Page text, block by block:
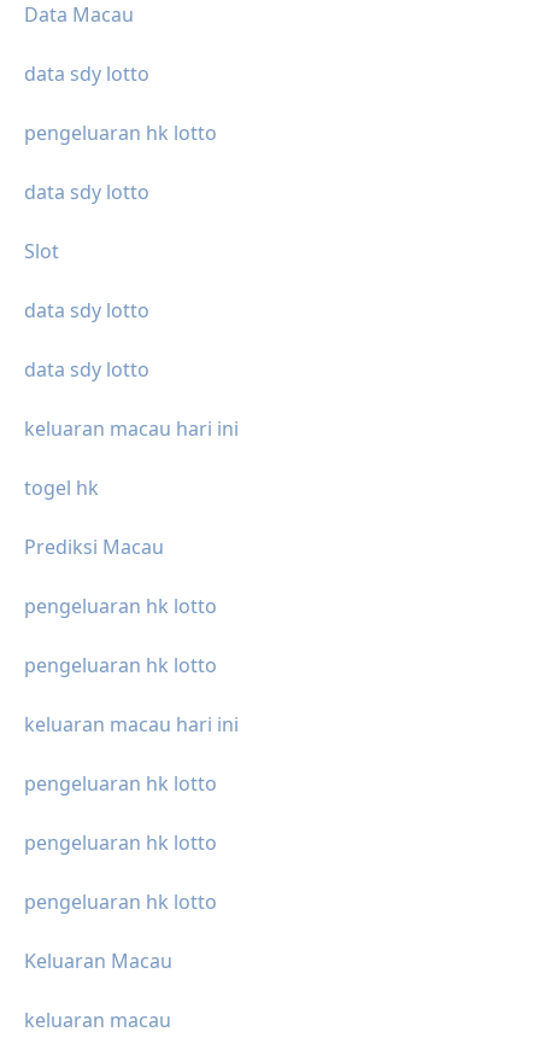
Data Macau
data sdy lotto
pengeluaran hk lotto
data sdy lotto
Slot
data sdy lotto
data sdy lotto
keluaran macau hari ini
togel hk
Prediksi Macau
pengeluaran hk lotto
pengeluaran hk lotto
keluaran macau hari ini
pengeluaran hk lotto
pengeluaran hk lotto
pengeluaran hk lotto
Keluaran Macau
keluaran macau